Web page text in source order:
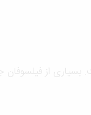
از فیلسوفان